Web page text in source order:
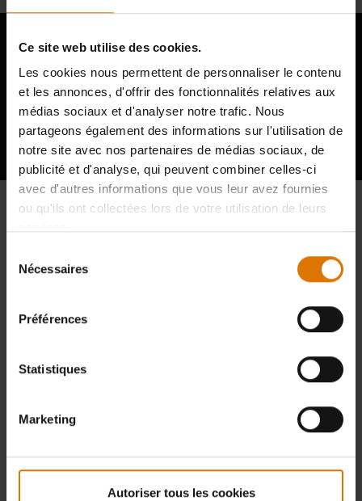
Ce site web utilise des cookies.
Les cookies nous permettent de personnaliser le contenu
et les annonces, d'offrir des fonctionnalités relatives aux
médias sociaux et d'analyser notre trafic. Nous
partageons également des informations sur l'utilisation de
notre site avec nos partenaires de médias sociaux, de
publicité et d'analyse, qui peuvent combiner celles-ci
avec d'autres informations que vous leur avez fournies
ou qu'ils ont collectées lors de votre utilisation de leurs
Nécessaires
Préférences
Statistiques
Marketing
Autoriser tous les cookies
Témoignages d'autres amateurs de
barbecue